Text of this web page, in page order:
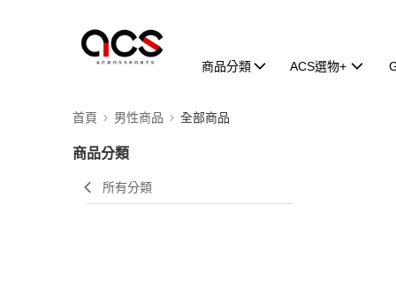
商品分類 ACS選物+
首頁 男性商品 全部商品
商品分類
所有分類